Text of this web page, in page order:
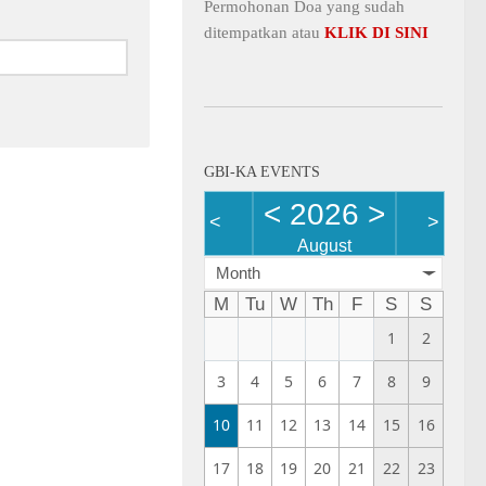
Permohonan Doa yang sudah
ditempatkan atau KLIK DI SINI
GBI-KA EVENTS
< < 2026 >
August
>
Month
M Tu W Th F S
S
1
2
3 4 5 6 7 8 9
10 11 12 13 14 15 16
17 18 19 20 21 22 23